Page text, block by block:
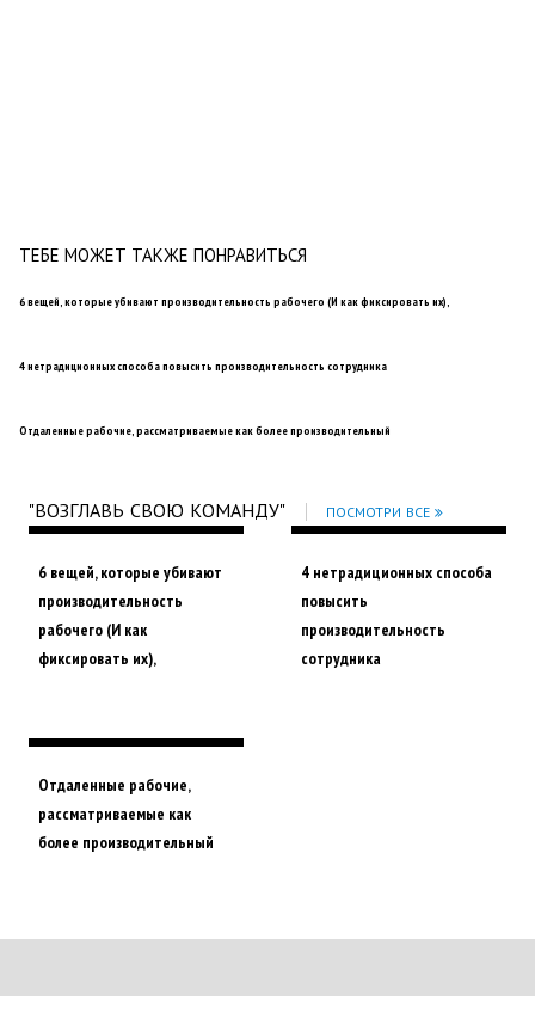
ТЕБЕ МОЖЕТ ТАКЖЕ ПОНРАВИТЬСЯ
6 вещей, которые убивают производительность рабочего (И как фиксировать их),
4 нетрадиционных способа повысить производительность сотрудника
Отдаленные рабочие, рассматриваемые как более производительный
"ВОЗГЛАВЬ СВОЮ КОМАНДУ" ПОСМОТРИ ВСЕ
6 вещей, которые убивают
производительность
рабочего (И как
фиксировать их),
4 нетрадиционных способа
повысить
производительность
сотрудника
Отдаленные рабочие,
рассматриваемые как
более производительный